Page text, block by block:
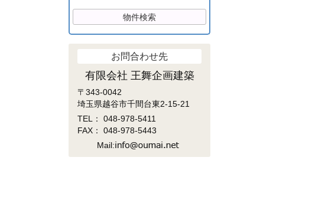
お問合わせ先
有限会社 王舞企画建築
〒343-0042
埼玉県越谷市千間台東2-15-21
TEL： 048-978-5411
FAX： 048-978-5443
Mail: